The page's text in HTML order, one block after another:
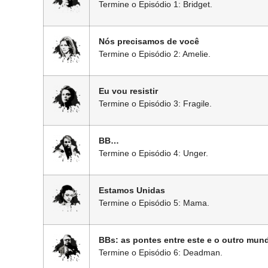
Termine o Episódio 1: Bridget.
Nós precisamos de você
Termine o Episódio 2: Amelie.
Eu vou resistir
Termine o Episódio 3: Fragile.
BB…
Termine o Episódio 4: Unger.
Estamos Unidas
Termine o Episódio 5: Mama.
BBs: as pontes entre este e o outro
Termine o Episódio 6: Deadman.